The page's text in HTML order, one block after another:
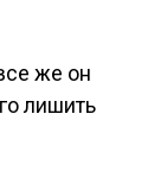
же он
лишить